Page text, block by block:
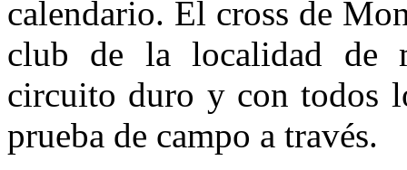
calendario. El cross de
club de la localidad de
circuito duro y con todos
prueba de campo a través.